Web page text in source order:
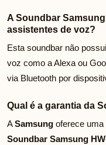
A Soundbar
assistentes de voz?
Esta soundbar não
voz como a Alexa ou
via Bluetooth por
Qual é a garantia da
ASamsung oferece uma
Soundbar Samsung